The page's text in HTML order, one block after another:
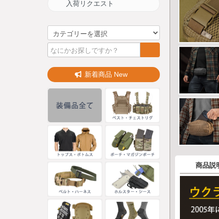
商品説
入荷リクエスト
新着商品 New